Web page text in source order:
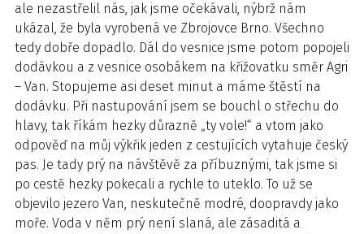
ale nezastřelil nás, jak jsme očekávali, nýbrž nám
ukázal, že byla vyrobená ve Zbrojovce Brno. Všechno
tedy dobře dopadlo. Dál do vesnice jsme potom popojeli
dodávkou a z vesnice osobákem na křižovatku směr Agri
– Van. Stopujeme asi deset minut a máme štěstí na
dodávku. Při nastupování jsem se bouchl o střechu do
hlavy, tak říkám hezky důrazně „ty vole!“ a vtom jako
odpověď na můj výkřik jeden z cestujících vytahuje český
pas. Je tady prý na návštěvě za příbuznými, tak jsme si
po cestě hezky pokecali a rychle to uteklo. To už se
objevilo jezero Van, neskutečně modré, doopravdy jako
moře. Voda v něm prý není slaná, ale zásaditá a